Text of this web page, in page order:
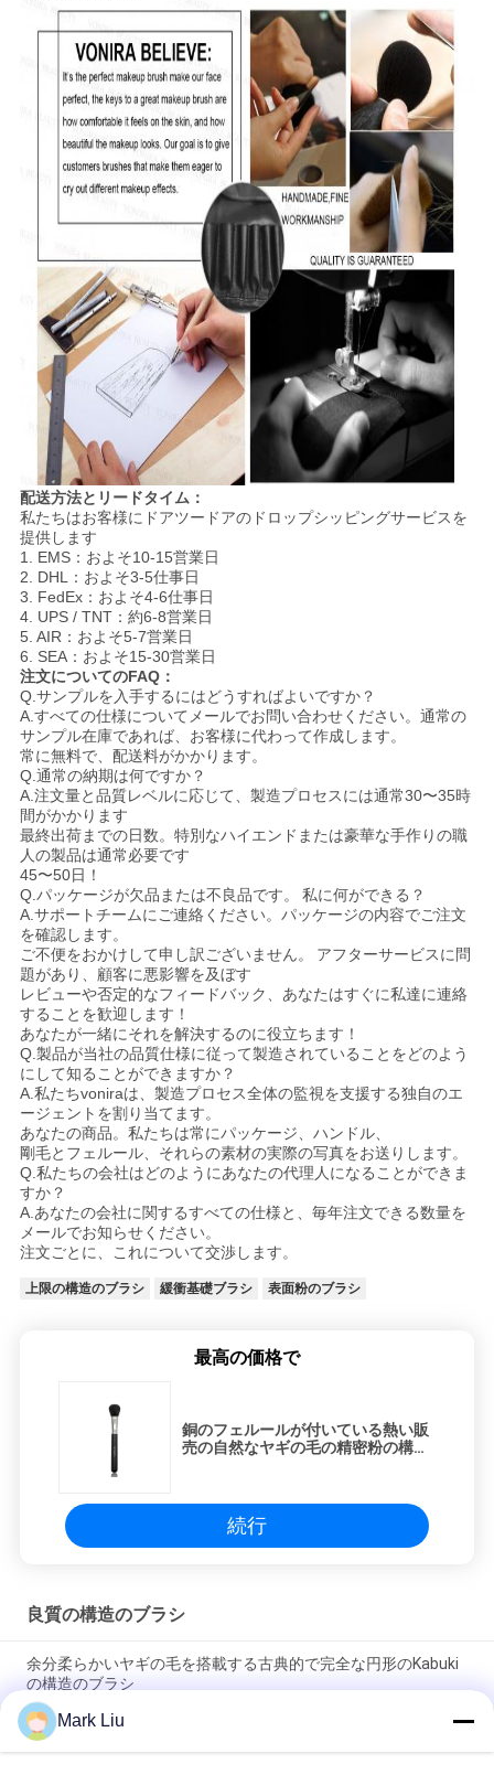
配送方法とリードタイム：
私たちはお客様にドアツードアのドロップシッピングサービスを
提供します
1. EMS：およそ10-15営業日
2. DHL：およそ3-5仕事日
3. FedEx：およそ4-6仕事日
4. UPS / TNT：約6-8営業日
5. AIR：およそ5-7営業日
6. SEA：およそ15-30営業日
注文についてのFAQ：
Q.サンプルを入手するにはどうすればよいですか？
A.すべての仕様についてメールでお問い合わせください。通常の
サンプル在庫であれば、お客様に代わって作成します。
常に無料で、配送料がかかります。
Q.通常の納期は何ですか？
A.注文量と品質レベルに応じて、製造プロセスには通常30〜35時
間がかかります
最終出荷までの日数。特別なハイエンドまたは豪華な手作りの職
人の製品は通常必要です
45〜50日！
Q.パッケージが欠品または不良品です。
私に何ができる？
A.サポートチームにご連絡ください。パッケージの内容でご注文
を確認します。
ご不便をおかけして申し訳ございません。
アフターサービスに問
題があり、顧客に悪影響を及ぼす
レビューや否定的なフィードバック、あなたはすぐに私達に連絡
することを歓迎します！
あなたが一緒にそれを解決するのに役立ちます！
Q.製品が当社の品質仕様に従って製造されていることをどのよう
にして知ることができますか？
A.私たちvoniraは、製造プロセス全体の監視を支援する独自のエ
ージェントを割り当てます。
あなたの商品。私たちは常にパッケージ、ハンドル、
剛毛とフェルール、それらの素材の実際の写真をお送りします。
Q.私たちの会社はどのようにあなたの代理人になることができま
すか？
A.あなたの会社に関するすべての仕様と、毎年注文できる数量を
メールでお知らせください。
注文ごとに、これについて交渉します。
上限の構造のブラシ 緩衝基礎ブラシ 表面粉のブラシ
最高の価格で
銅のフェルールが付いている熱い販
売の自然なヤギの毛の精密粉の構造
続行
良質の構造のブラシ
余分柔らかいヤギの毛を搭載する古典的で完全な円形のKabuki
の構造のブラシ
Voniraの美大きいファンのヤギの毛の構造のブラシ/木製のハン
ドルの上限の構造のブラシ
Mark Liu